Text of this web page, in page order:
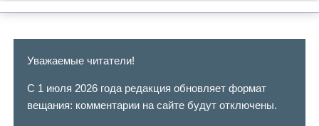
Уважаемые читатели!
С 1 июля 2026 года редакция обновляет формат
вещания: комментарии на сайте будут отключены.